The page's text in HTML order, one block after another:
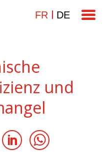
FR DE
und